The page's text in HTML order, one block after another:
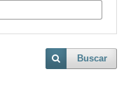
Buscar